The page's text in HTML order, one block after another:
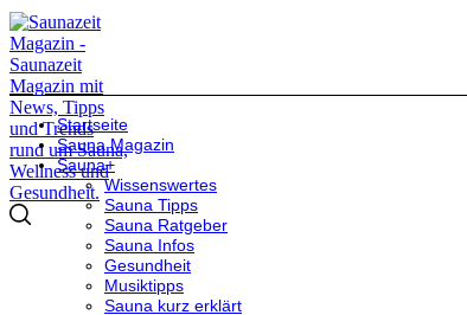
Startseite
Sauna Magazin
Sauna+
Wissenswertes
Sauna Tipps
Sauna Ratgeber
Sauna Infos
Gesundheit
Musiktipps
Sauna kurz erklärt